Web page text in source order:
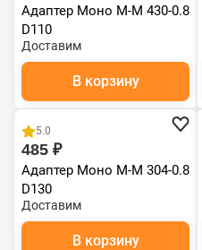
Адаптер Моно М-М 430-0.8
D110
Доставим
В корзину
5.0
485 ₽
Адаптер Моно М-М 304-0.8
D130
Доставим
В корзину